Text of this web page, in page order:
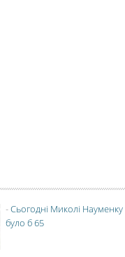
-Сьогодні Миколі Науменку
було б 65